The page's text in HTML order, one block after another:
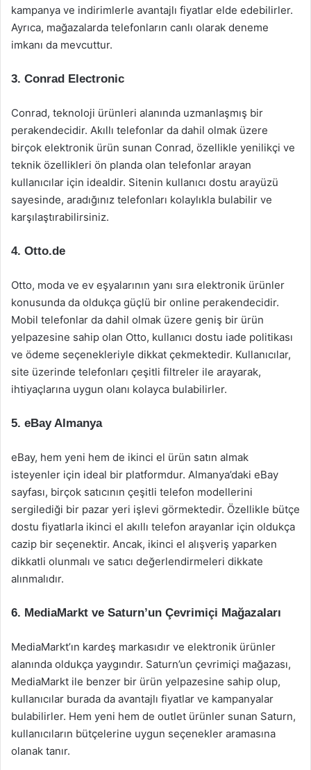
kampanya ve indirimlerle avantajlı fiyatlar elde edebilirler.
Ayrıca, mağazalarda telefonların canlı olarak deneme
imkanı da mevcuttur.
3. Conrad Electronic
Conrad, teknoloji ürünleri alanında uzmanlaşmış bir
perakendecidir. Akıllı telefonlar da dahil olmak üzere
birçok elektronik ürün sunan Conrad, özellikle yenilikçi ve
teknik özellikleri ön planda olan telefonlar arayan
kullanıcılar için idealdir. Sitenin kullanıcı dostu arayüzü
sayesinde, aradığınız telefonları kolaylıkla bulabilir ve
karşılaştırabilirsiniz.
4. Otto.de
Otto, moda ve ev eşyalarının yanı sıra elektronik ürünler
konusunda da oldukça güçlü bir online perakendecidir.
Mobil telefonlar da dahil olmak üzere geniş bir ürün
yelpazesine sahip olan Otto, kullanıcı dostu iade politikası
ve ödeme seçenekleriyle dikkat çekmektedir. Kullanıcılar,
site üzerinde telefonları çeşitli filtreler ile arayarak,
ihtiyaçlarına uygun olanı kolayca bulabilirler.
5. eBay Almanya
eBay, hem yeni hem de ikinci el ürün satın almak
isteyenler için ideal bir platformdur. Almanya’daki eBay
sayfası, birçok satıcının çeşitli telefon modellerini
sergilediği bir pazar yeri işlevi görmektedir. Özellikle bütçe
dostu fiyatlarla ikinci el akıllı telefon arayanlar için oldukça
cazip bir seçenektir. Ancak, ikinci el alışveriş yaparken
dikkatli olunmalı ve satıcı değerlendirmeleri dikkate
alınmalıdır.
6. MediaMarkt ve Saturn’un Çevrimiçi Mağazaları
MediaMarkt’ın kardeş markasıdır ve elektronik ürünler
alanında oldukça yaygındır. Saturn’un çevrimiçi mağazası,
MediaMarkt ile benzer bir ürün yelpazesine sahip olup,
kullanıcılar burada da avantajlı fiyatlar ve kampanyalar
bulabilirler. Hem yeni hem de outlet ürünler sunan Saturn,
kullanıcıların bütçelerine uygun seçenekler aramasına
olanak tanır.